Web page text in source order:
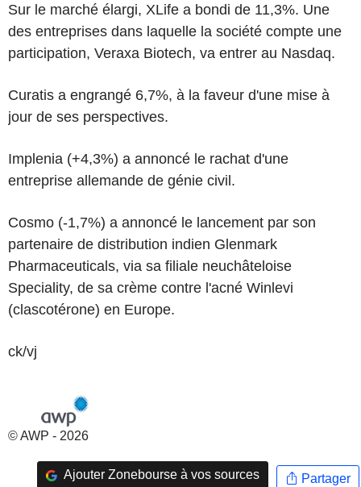
Sur le marché élargi, XLife a bondi de 11,3%. Une
des entreprises dans laquelle la société compte une
participation, Veraxa Biotech, va entrer au Nasdaq.
Curatis a engrangé 6,7%, à la faveur d'une mise à
jour de ses perspectives.
Implenia (+4,3%) a annoncé le rachat d'une
entreprise allemande de génie civil.
Cosmo (-1,7%) a annoncé le lancement par son
partenaire de distribution indien Glenmark
Pharmaceuticals, via sa filiale neuchâteloise
Speciality, de sa crème contre l'acné Winlevi
(clascotérone) en Europe.
ck/vj
© AWP - 2026
Ajouter Zonebourse à vos sources Partager